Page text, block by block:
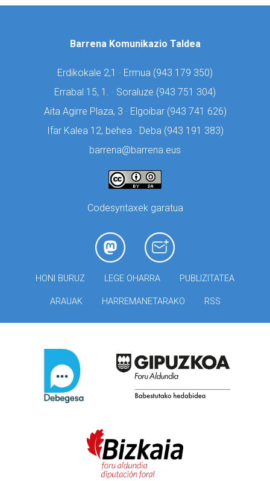
Barrena Komunikazio Taldea
Erdikokale 2,1 · Ermua (943 179 350)
Errabal 15, 1. · Soraluze (943 751 304)
Aita Agirre Plaza, 3 · Elgoibar (943 741 626)
Ifar Kalea 12, behea · Deba (943 191 383)
barrena@barrena.eus
Codesyntaxek garatua
HONI BURUZ LEGE OHARRA PUBLIZITATEA
ARAUAK HARREMANETARAKO RSS